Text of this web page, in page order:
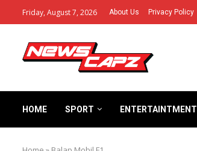
Friday, August 7, 2026 About Us Privacy Policy
HOME SPORT ENTERTAINTMENT